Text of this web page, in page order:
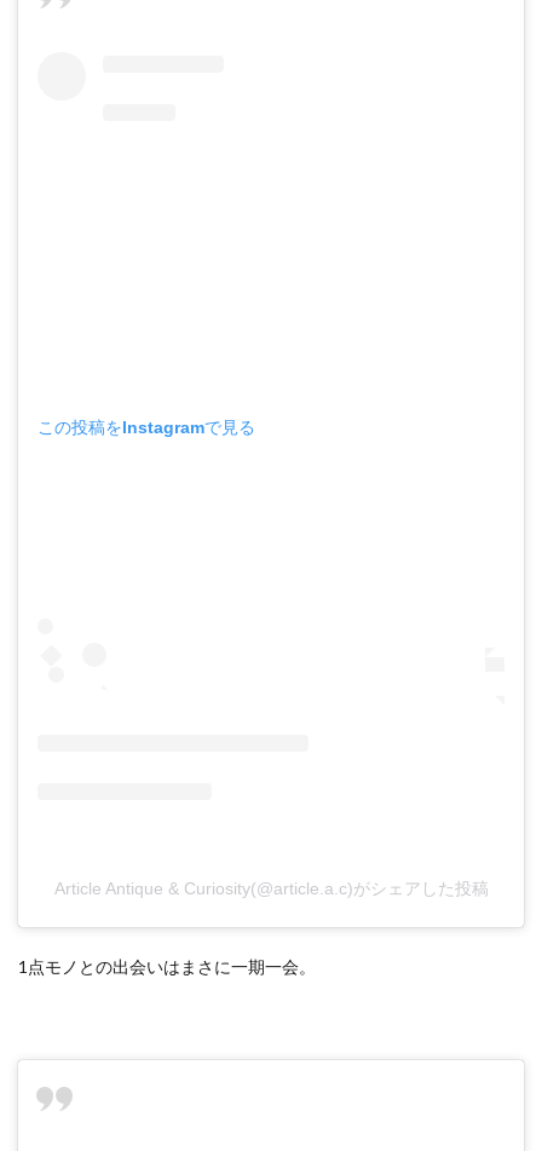
この投稿をInstagramで見る
Article Antique & Curiosity(@article.a.c)がシェアした投稿
1点モノとの出会いはまさに一期一会。